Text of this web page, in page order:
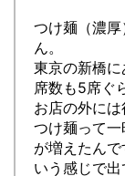
つけ麺（濃
ん。
東京の新橋
席数も5席ぐ
お店の外に
つけ麺って
が増えたん
いう感じで出